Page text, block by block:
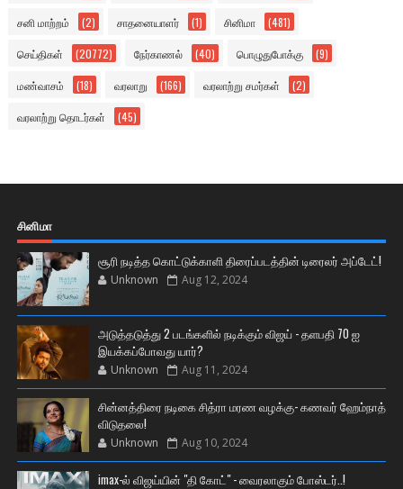
சனி மாற்றம் (2) சாதனையாளர் (1) சினிமா (481)
செய்திகள் (20772) நேர்காணல் (40) பொழுதுபோக்கு (9)
மண்வாசம் (18) வரலாறு (166) வரலாற்று சமர்கள் (2)
வரலாற்று தொடர்கள் (45)
சினிமா
சூரி நடித்த கொட்டுக்காளி திரைப்படத்தின் டிரைலர் அப்டேட்!
Unknown Aug 12, 2024
அடுத்தடுத்து 2 படங்களில் நடிக்கும் விஜய் - தளபதி 70 ஐ
இயக்கப்போவது யார்?
Unknown Aug 11, 2024
சின்னத்திரை நடிகை சித்ரா மரண வழக்கு- கணவர் ஹேம்நாத்
விடுதலை!
Unknown Aug 10, 2024
imax-ல் விஜய்யின் "தி கோட்" - வைரலாகும் போஸ்டர்..!